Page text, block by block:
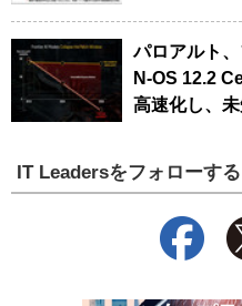
パロアルト
N-OS 12.2
高速化し、
IT Leadersをフォローする